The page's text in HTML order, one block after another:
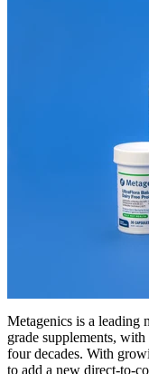
Metagenics is a leading
grade supplements,
four decades. With
to add a new direct-to-